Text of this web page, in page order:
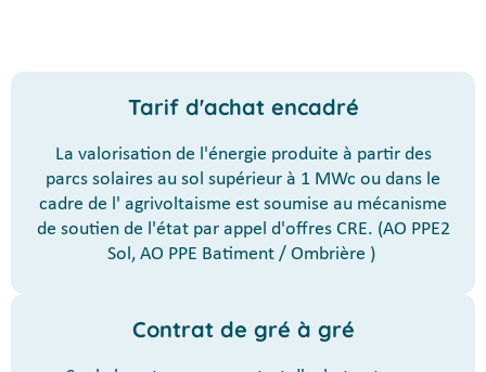
Tarif d'achat encadré
La valorisation de l'énergie produite à partir des
parcs solaires au sol supérieur à 1 MWc ou dans le
cadre de l' agrivoltaisme est soumise au mécanisme
de soutien de l'état par appel d'offres CRE. (AO PPE2
Sol, AO PPE Batiment / Ombrière )
Contrat de gré à gré